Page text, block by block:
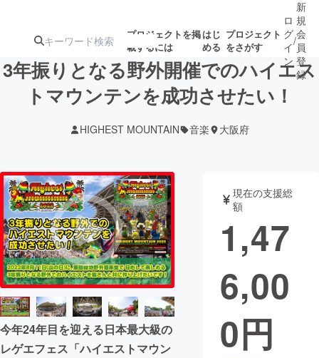
プロジェクトを掲
載するには
はじ
める
プロジェクト
をさがす
ターン
ジェクト
募集終了が近いプ
ロジェクト
アート・写真 音楽
テクノロジー・ガジェット ゲーム・サ
映像・映画
ビジネス・起業
まちづくり・地域活性化
ロ
グ
イ
ン
/
新
規
会
員
登
録
3年振りとなる野外開催でのハイエス
トマウンテンを成功させたい！
HIGHEST MOUNTAIN 音楽 大阪府
今年24年目を迎える日本最大級の
レゲエフェス「ハイエストマウン
現在の支援総
額
1,47
6,00
0円